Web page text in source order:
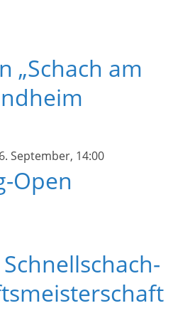
„Schach am
6. September, 14:00
Open